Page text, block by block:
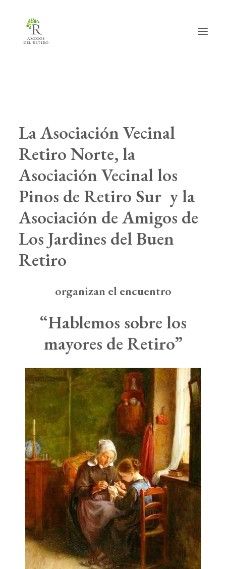
Actividades
Actualidad
Info útil
La Asociación
Boletín de Noticias
Contacto
Search
La Asociación Vecinal
Retiro Norte, la
Asociación Vecinal los
Pinos de Retiro Sur y la
Asociación de Amigos de
Los Jardines del Buen
Retiro
organizan el encuentro
“Hablemos sobre los
mayores de Retiro”